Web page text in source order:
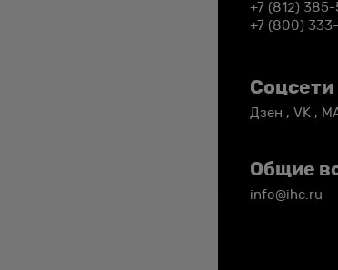
+7 (812)
+7 (800)
Соцсети
Дзен , VK,
Общие
info@ihc.ru